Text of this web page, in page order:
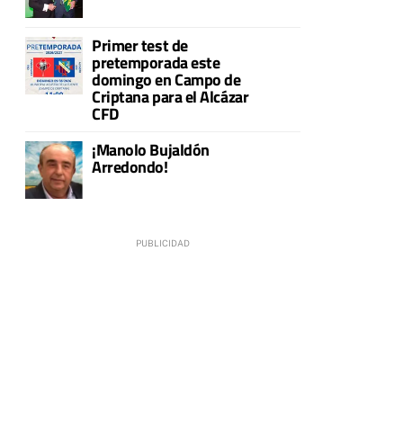
Primer test de
pretemporada este
domingo en Campo de
Criptana para el Alcázar
CFD
¡Manolo Bujaldón
Arredondo!